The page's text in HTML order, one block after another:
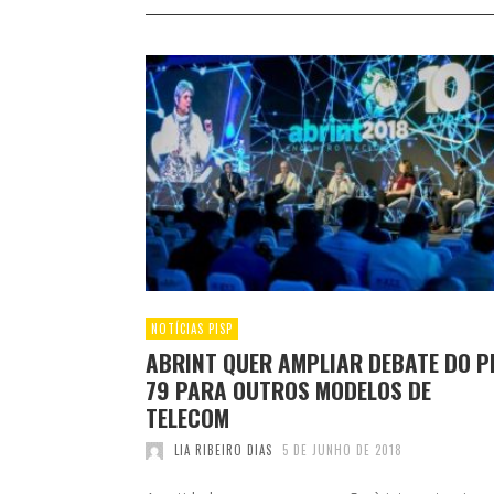
NOTÍCIAS PISP
ABRINT QUER AMPLIAR DEBATE DO
79 PARA OUTROS MODELOS DE
TELECOM
LIA RIBEIRO DIAS 5 DE JUNHO DE 2018